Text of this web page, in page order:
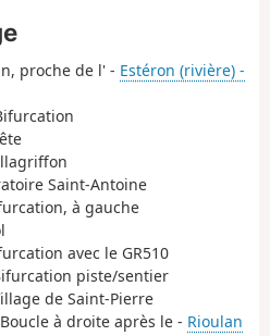
proche de l' - Estéron (rivière) -
Saint-Antoine
à gauche
avec le GR510
piste/sentier
de Saint-Pierre
à droite après le - Rioulan